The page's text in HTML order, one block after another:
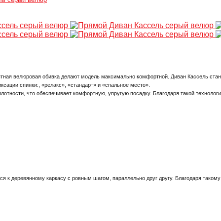
велюровая обивка делают модель максимально комфортной. Диван Кассель
спинки:, «релакс», «стандарт» и «спальное место».
что обеспечивает комфортную, упругую посадку. Благодаря такой
к деревянному каркасу с ровным шагом, параллельно друг другу. Благодаря